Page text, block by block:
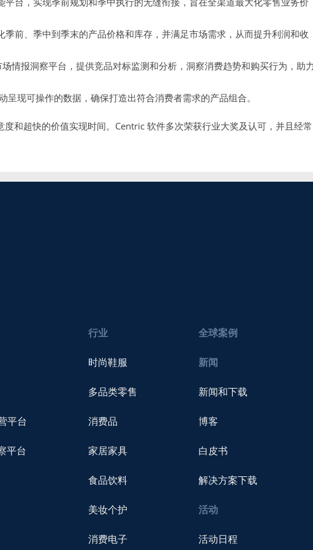
季前、季中到季末的产品价格和库存，并满足市场需求，从而提升利润和收
情报洞察平台，提供竞品对标监测和分析，洞察消费趋势和购买行为，助
呈现可操作的数据，确保打造出符合消费者需求的产品组合。
和超快的价值实现时间。Centric 软件多次荣获行业大奖及认可，并且经常
平台
平台
行业
时尚鞋服
多品类零售
消费品
家居家具
食品饮料
美妆个护
消费电子
全球案例
新闻
新闻和下载
博客
白皮书
解决方案下载
活动
活动日程